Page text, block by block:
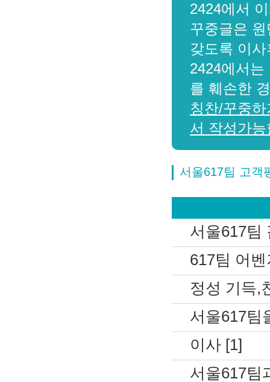
2424에서
꾸중글은
갖도록 이
2424에서
를 훼손한
칭찬/꾸중
서 작성가
서울617팀 고객
서울617팀
617팀 어
정성 기득,
서울617팀
이사 [1]
서울617팀